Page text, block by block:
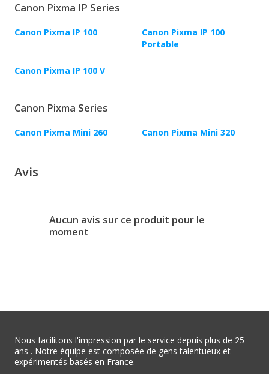
Canon Pixma IP Series
Canon Pixma IP 100
Canon Pixma IP 100
Portable
Canon Pixma IP 100 V
Canon Pixma Series
Canon Pixma Mini 260 Canon Pixma Mini 320
Avis
Aucun avis sur ce produit pour le
moment
Nous facilitons l'impression par le service depuis plus de 25
ans . Notre équipe est composée de gens talentueux et
expérimentés basés en France.